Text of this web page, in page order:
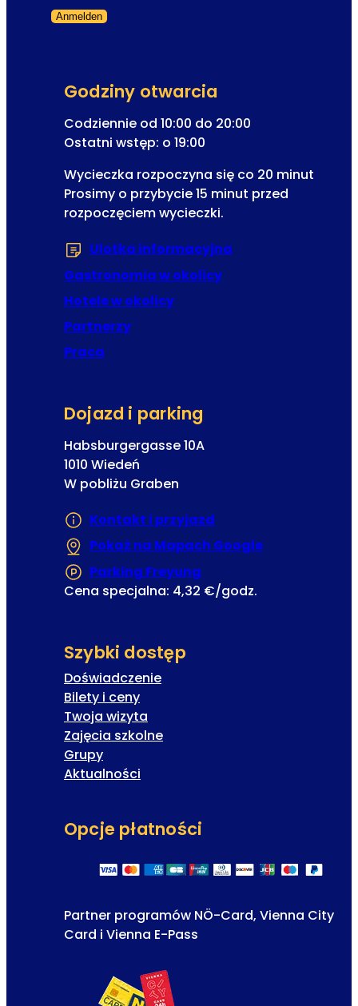
o
n
e
d
o
m
z
e
u
jAnmelden
Godziny otwarcia
Codziennie od 10:00 do 20:00
Ostatni wstęp: o 19:00
Wycieczka rozpoczyna się co 20 minut
Prosimy o przybycie 15 minut przed
rozpoczęciem wycieczki.
Ulotka informacyjna
Gastronomia w okolicy
Hotele w okolicy
Partnerzy
Praca
Dojazd i parking
Habsburgergasse 10A
1010 Wiedeń
W pobliżu Graben
Kontakt i przyjazd
Pokaż na Mapach Google
Parking Freyung
Cena specjalna: 4,32 €/godz.
Szybki dostęp
Doświadczenie
Bilety i ceny
Twoja wizyta
Zajęcia szkolne
Grupy
Aktualności
Opcje płatności
Partner programów NÖ-Card, Vienna City
Card i Vienna E-Pass